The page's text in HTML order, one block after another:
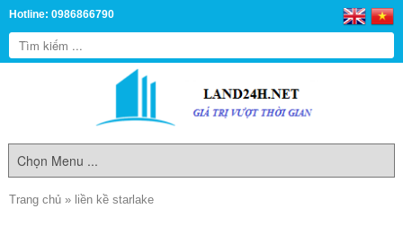
Hotline: 0986866790
Trang chủ » liền kề starlake